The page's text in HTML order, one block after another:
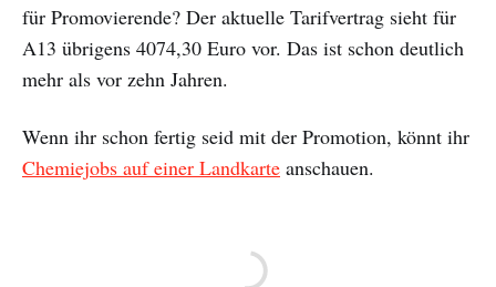
für Promovierende? Der aktuelle Tarifvertrag sieht für
A13 übrigens 4074,30 Euro vor. Das ist schon deutlich
mehr als vor zehn Jahren.
Wenn ihr schon fertig seid mit der Promotion, könnt ihr
Chemiejobs auf einer Landkarte anschauen.